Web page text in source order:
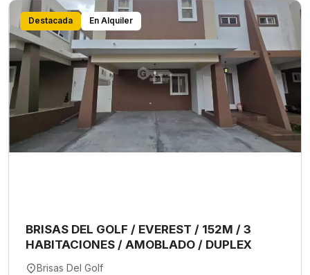
Destacada En Alquiler
BRISAS DEL GOLF / EVEREST / 152M / 3
HABITACIONES / AMOBLADO / DUPLEX
Brisas Del Golf